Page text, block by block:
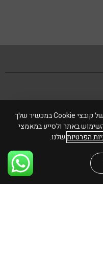
בלחיצה על "קבל", אתה מסכים לאחסון של קובצי Cookie במכשיר שלך
באתר ולסייע במאמצי
הפרטיותשלנו.